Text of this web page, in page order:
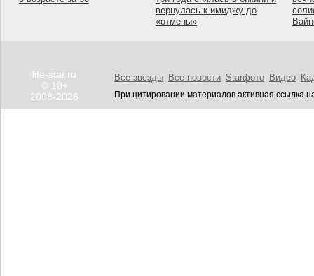
вернулась к имиджу до
«отмены»
life-star.ru
© 18+
2008-2026
Все звезды Все новости Starфото Видео
При цитировании материалов активная ссылка